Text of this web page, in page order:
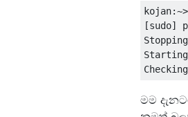
[sudo]
Starting
මම